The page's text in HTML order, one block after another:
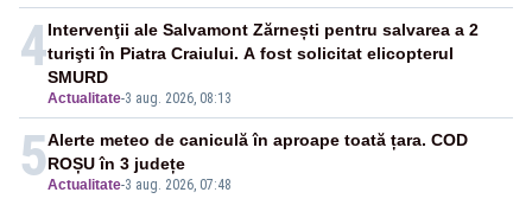
4
Actualitate-3 aug. 2026, 08:13
Intervenţii ale Salvamont Zărnești pentru salvarea a 2
turişti în Piatra Craiului. A fost solicitat elicopterul
SMURD
5Actualitate-3 aug. 2026, 07:48
Alerte meteo de caniculă în aproape toată țara. COD
ROȘU în 3 județe